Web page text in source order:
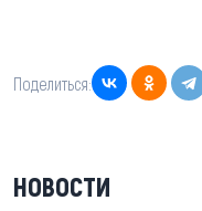
Поделиться:
НОВОСТИ